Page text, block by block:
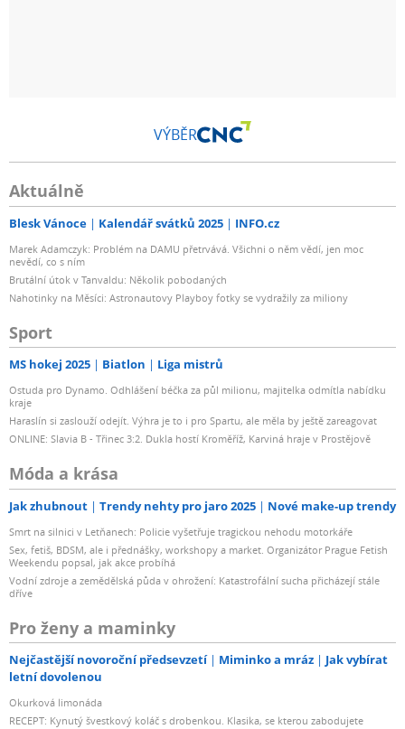
VÝBĚR
Aktuálně
Blesk Vánoce Kalendář svátků 2025 INFO.cz
Marek Adamczyk: Problém na DAMU přetrvává. Všichni o něm vědí, jen moc
nevědí, co s ním
Brutální útok v Tanvaldu: Několik pobodaných
Nahotinky na Měsíci: Astronautovy Playboy fotky se vydražily za miliony
Sport
MS hokej 2025 Biatlon Liga mistrů
Ostuda pro Dynamo. Odhlášení béčka za půl milionu, majitelka odmítla nabídku
kraje
Haraslín si zaslouží odejít. Výhra je to i pro Spartu, ale měla by ještě zareagovat
ONLINE: Slavia B - Třinec 3:2. Dukla hostí Kroměříž, Karviná hraje v Prostějově
Móda a krása
Jak zhubnout Trendy nehty pro jaro 2025 Nové make-up trendy
Smrt na silnici v Letňanech: Policie vyšetřuje tragickou nehodu motorkáře
Sex, fetiš, BDSM, ale i přednášky, workshopy a market. Organizátor Prague Fetish
Weekendu popsal, jak akce probíhá
Vodní zdroje a zemědělská půda v ohrožení: Katastrofální sucha přicházejí stále
dříve
Pro ženy a maminky
Nejčastější novoroční předsevzetí Miminko a mráz
Jak vybírat
letní dovolenou
Okurková limonáda
RECEPT: Kynutý švestkový koláč s drobenkou. Klasika, se kterou zabodujete